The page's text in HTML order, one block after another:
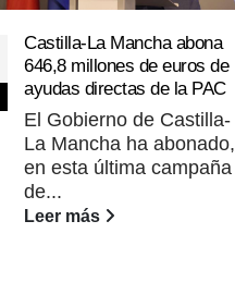
Castilla-La Mancha abona
646,8 millones de euros de
ayudas directas de la PAC
El Gobierno de Castilla-
La Mancha ha abonado,
en esta última campaña
de...
Leer más